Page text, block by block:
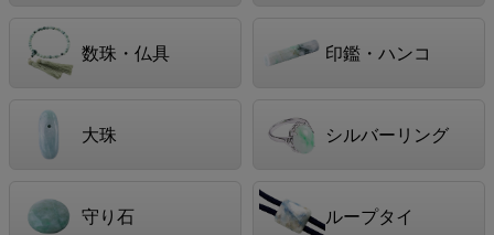
数珠・仏具 印鑑・ハンコ
大珠 シルバーリング
守り石 ループタイ